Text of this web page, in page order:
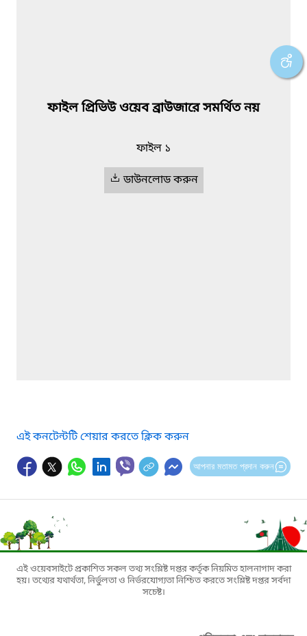
ফাইল প্রিভিউ ওয়েব ব্রাউজারে সমর্থিত নয়
ফাইল ১
ডাউনলোড করুন
এই কনটেন্টটি শেয়ার করতে ক্লিক করুন
আপনার মতামত প্রদান করুন
এই ওয়েবসাইটে প্রকাশিত সকল তথ্য সংশ্লিষ্ট দপ্তর কর্তৃক নিয়মিত হালনাগাদ করা
হয়। তথ্যের যথার্থতা, নির্ভুলতা ও নির্ভরযোগ্যতা নিশ্চিত করতে সংশ্লিষ্ট দপ্তর সর্বদা
সচেষ্ট।